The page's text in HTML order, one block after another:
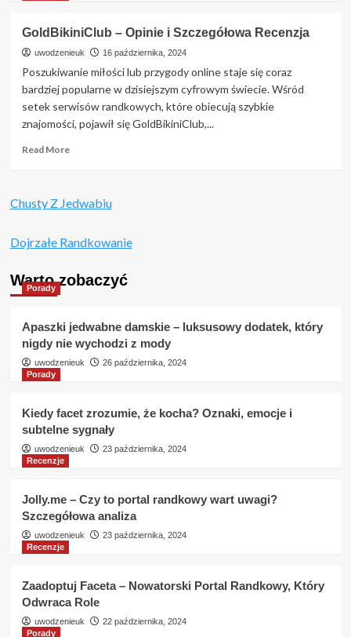
Bogatego
–
Jak
znaleźć
idealnego
partnera
z
GoldBikiniClub – Opinie i Szczegółowa Recenzja
uwodzenieuk 16 października, 2024
Poszukiwanie miłości lub przygody online staje się coraz
bardziej popularne w dzisiejszym cyfrowym świecie. Wśród
setek serwisów randkowych, które obiecują szybkie
znajomości, pojawił się GoldBikiniClub,...
Read MoreRead
–
Szczegółowa
Chusty Z Jedwabiu
Dojrzałe Randkowanie
Warto zobaczyć
Porady
Apaszki jedwabne damskie – luksusowy dodatek, który
nigdy nie wychodzi z mody
uwodzenieuk
26 października, 2024
Porady
Kiedy facet zrozumie, że kocha? Oznaki, emocje i
subtelne sygnały
uwodzenieuk
23 października, 2024
Recenzje
Jolly.me – Czy to portal randkowy wart uwagi?
Szczegółowa analiza
uwodzenieuk
23 października, 2024
Recenzje
Zaadoptuj Faceta – Nowatorski Portal Randkowy, Który
Odwraca Role
uwodzenieuk
22 października, 2024
Porady